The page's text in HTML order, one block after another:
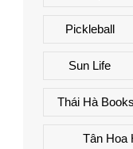
Pickleball
Sun Life
Thái Hà Books
Tân Hoa